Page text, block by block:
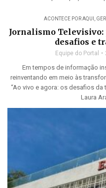
ACONTECE POR AQUI ,
Jornalismo
desafios e
Equipe do Portal
Em tempos de informação
reinventando em meio às
“Ao vivo e agora: os desafios
Laura